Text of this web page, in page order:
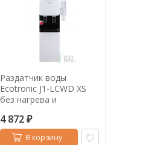
Раздатчик воды
Ecotronic J1-LCWD XS
без нагрева и
4 872 ₽
В корзину